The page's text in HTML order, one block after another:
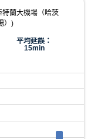
特蘭大機場（哈茨
）)
平均延誤：
15min